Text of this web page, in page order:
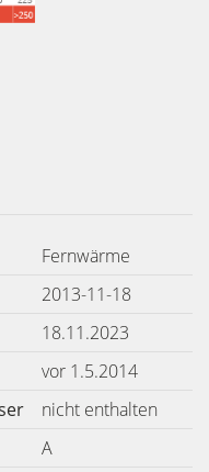
Fernwärme
2013-11-18
18.11.2023
vor 1.5.2014
nicht enthalten
A